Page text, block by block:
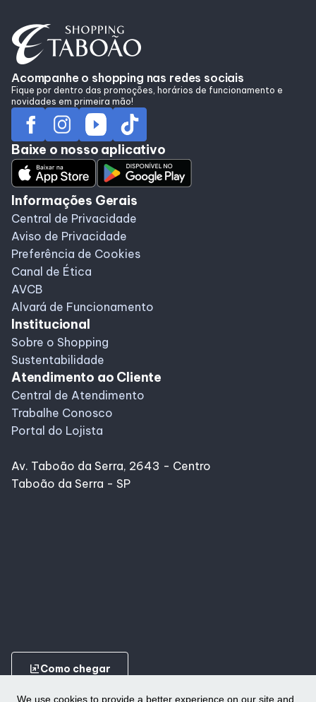
We use cookies to provide a better experience on our site and
Acompanhe o shopping nas redes sociais
Fique por dentro das promoções, horários de funcionamento e
novidades em primeira mão!
Baixe o nosso aplicativo
Informações Gerais
Central de Privacidade
Aviso de Privacidade
Preferência de Cookies
Canal de Ética
AVCB
Alvará de Funcionamento
Institucional
Sobre o Shopping
Sustentabilidade
Atendimento ao Cliente
Central de Atendimento
Trabalhe Conosco
Portal do Lojista
Av. Taboão da Serra, 2643 - Centro
Taboão da Serra - SP
ungroupComo chegar